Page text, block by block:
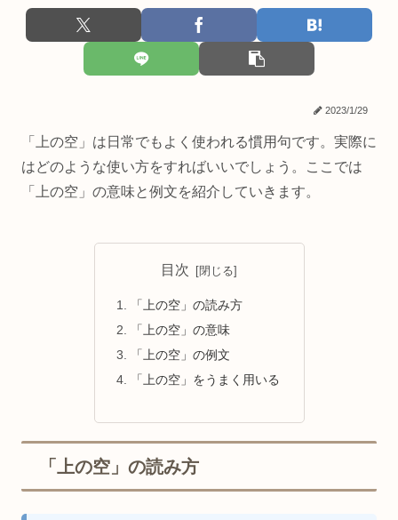
2023/1/29
「上の空」は日常でもよく使われる慣用句です。実際に
はどのような使い方をすればいいでしょう。ここでは
「上の空」の意味と例文を紹介していきます。
目次
「上の空」の読み方
「上の空」の意味
「上の空」の例文
「上の空」をうまく用いる
「上の空」の読み方